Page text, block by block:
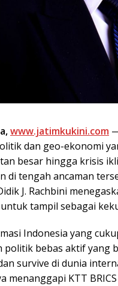
www.jatimkukini.com
dan geo-ekonomi
besar hingga krisis
di tengah ancaman
J. Rachbini
tampil sebagai
Indonesia yang
politik bebas aktif yang
survive di dunia
menanggapi KTT